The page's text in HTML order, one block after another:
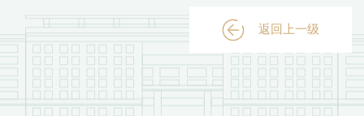
返回上一级